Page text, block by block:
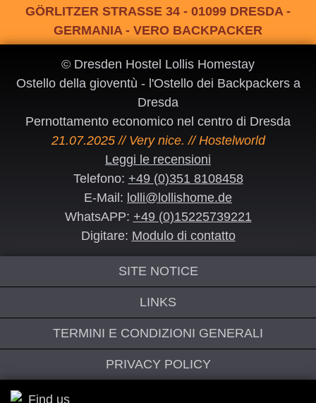
GÖRLITZER STRASSE 34 - 01099 DRESDA -
GERMANIA - VERO BACKPACKER
© Dresden Hostel Lollis Homestay
Ostello della gioventù - l'Ostello dei Backpackers a
Dresda
Pernottamento economico nel centro di Dresda
21.07.2025 // Very nice. // Hostelworld
Leggi le recensioni
Telefono: +49 (0)351 8108458
E-Mail: lolli@lollishome.de
WhatsAPP: +49 (0)15225739221
Digitare: Modulo di contatto
SITE NOTICE
LINKS
TERMINI E CONDIZIONI GENERALI
PRIVACY POLICY